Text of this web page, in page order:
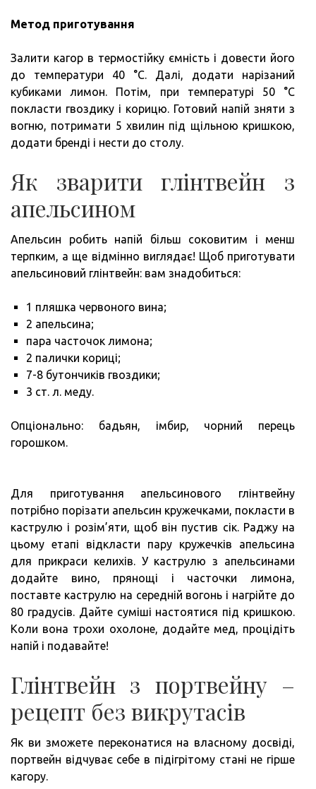
Метод приготування
Залити кагор в термостійку ємність і довести його
до температури 40 °C. Далі, додати нарізаний
кубиками лимон. Потім, при температурі 50 °C
покласти гвоздику і корицю. Готовий напій зняти з
вогню, потримати 5 хвилин під щільною кришкою,
додати бренді і нести до столу.
Як зварити глінтвейн з
апельсином
Апельсин робить напій більш соковитим і менш
терпким, а ще відмінно виглядає! Щоб приготувати
апельсиновий глінтвейн: вам знадобиться:
1 пляшка червоного вина;
2 апельсина;
пара часточок лимона;
2 палички кориці;
7-8 бутончиків гвоздики;
3 ст. л. меду.
Опціонально: бадьян, імбир, чорний перець
горошком.
Для приготування апельсинового глінтвейну
потрібно порізати апельсин кружечками, покласти в
каструлю і розім’яти, щоб він пустив сік. Раджу на
цьому етапі відкласти пару кружечків апельсина
для прикраси келихів. У каструлю з апельсинами
додайте вино, прянощі і часточки лимона,
поставте каструлю на середній вогонь і нагрійте до
80 градусів. Дайте суміші настоятися під кришкою.
Коли вона трохи охолоне, додайте мед, процідіть
напій і подавайте!
Глінтвейн з портвейну –
рецепт без викрутасів
Як ви зможете переконатися на власному досвіді,
портвейн відчуває себе в підігрітому стані не гірше
кагору.